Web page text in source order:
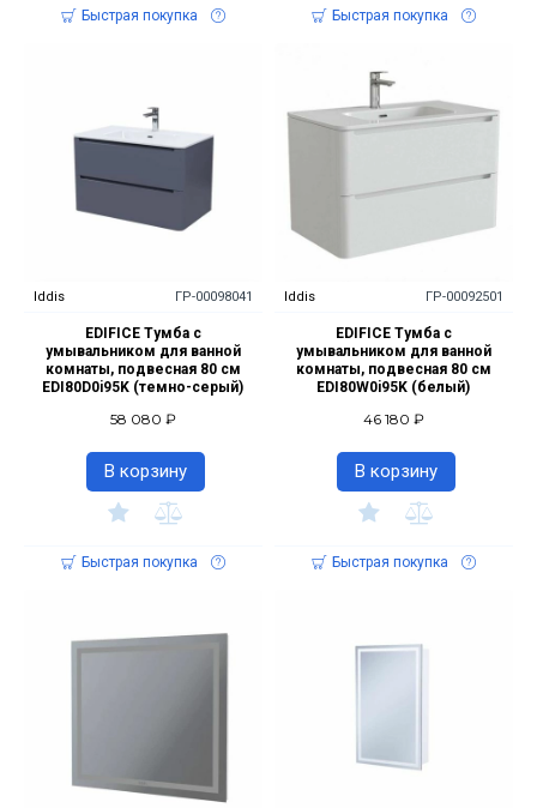
Быстрая покупка Быстрая покупка
Iddis ГР-00098041
EDIFICE Тумба с
умывальником для ванной
комнаты, подвесная 80 см
EDI80D0i95K (темно-серый)
58 080 ₽
В корзину
Быстрая покупка
Iddis ГР-00092501
EDIFICE Тумба с
умывальником для ванной
комнаты, подвесная 80 см
EDI80W0i95K (белый)
46 180 ₽
В корзину
Быстрая покупка